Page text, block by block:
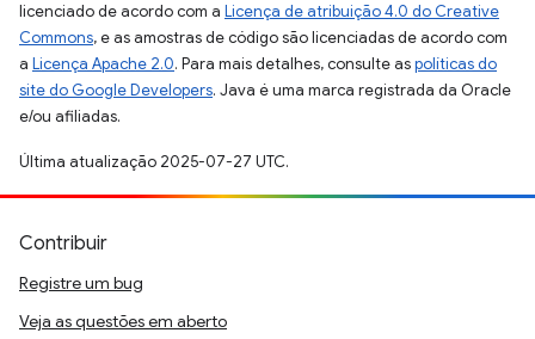
licenciado de acordo com a Licença de atribuição 4.0 do Creative
Commons, e as amostras de código são licenciadas de acordo com
a Licença Apache 2.0. Para mais detalhes, consulte aspolíticas do
site do Google Developers. Java é uma marca registrada da Oracle
e/ou afiliadas.
Última atualização 2025-07-27 UTC.
Contribuir
Registre um bug
Veja as questões em aberto